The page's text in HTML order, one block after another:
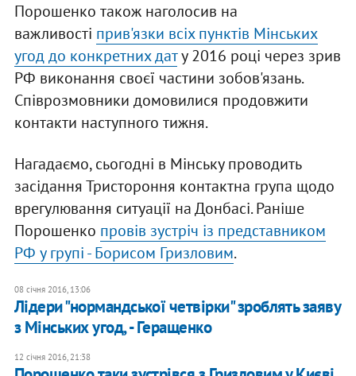
Порошенко також наголосив на
важливості прив'язки всіх пунктів Мінських
угод до конкретних дату 2016 році через зрив
РФ виконання своєї частини зобов'язань.
Співрозмовники домовилися продовжити
контакти наступного тижня.
Нагадаємо, сьогодні в Мінську проводить
засідання Тристороння контактна група щодо
врегулювання ситуації на Донбасі. Раніше
Порошенко провів зустріч із представником
РФ у групі - Борисом Гризловим.
08 січня 2016, 13:06
Лідери "нормандської четвірки" зроблять заяву
з Мінських угод, - Геращенко
12 січня 2016, 21:38